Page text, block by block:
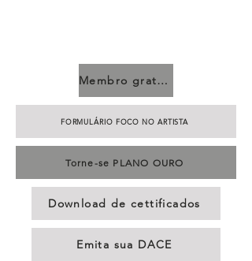
Membro gratuito
FORMULÁRIO FOCO NO ARTISTA
Torne-se PLANO OURO
Download de cettificados
Emita sua DACE